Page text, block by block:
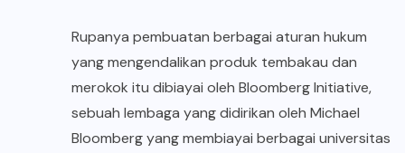
Rupanya pembuatan berbagai aturan hukum
yang mengendalikan produk tembakau dan
merokok itu dibiayai oleh Bloomberg Initiative,
sebuah lembaga yang didirikan oleh Michael
Bloomberg yang membiayai berbagai universitas